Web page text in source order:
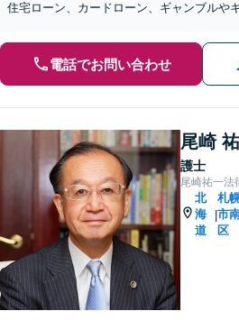
住宅ローン、カードローン、ギャンブルや
電話でお問い合わせ
尾崎
護士
尾崎祐一法
北
海
道
|
札
市
区